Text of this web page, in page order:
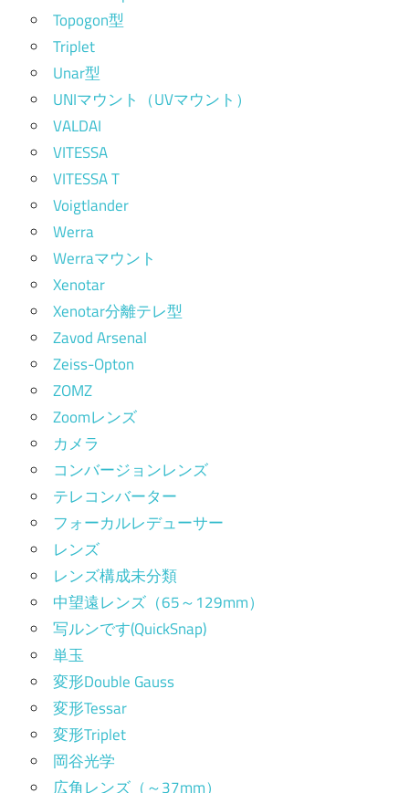
Topogon型
Triplet
Unar型
UNIマウント（UVマウント）
VALDAI
VITESSA
VITESSA T
Voigtlander
Werra
Werraマウント
Xenotar
Xenotar分離テレ型
Zavod Arsenal
Zeiss-Opton
ZOMZ
Zoomレンズ
カメラ
コンバージョンレンズ
テレコンバーター
フォーカルレデューサー
レンズ
レンズ構成未分類
中望遠レンズ（65～129mm）
写ルンです(QuickSnap)
単玉
変形Double Gauss
変形Tessar
変形Triplet
岡谷光学
広角レンズ（～37mm）